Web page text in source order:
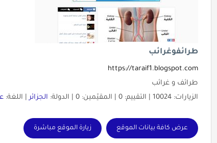
طرائفوغرائب
https://taraif1.blogspot.com
طرائف و غرائب
الزيارات: 10024 | التقييم: 0 | المقيّمين: 0 | الدولة:
الجزائر | اللغة:
عرض كافة بيانات الموقع زيارة الموقع مباشرة